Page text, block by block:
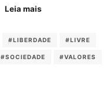
Leia mais
#LIBERDADE #LIVRE
#SOCIEDADE #VALORES